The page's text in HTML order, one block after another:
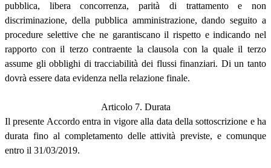
pubblica, libera concorrenza, parità di trattamento e non
discriminazione, della pubblica amministrazione, dando seguito a
procedure selettive che ne garantiscano il rispetto e indicando nel
rapporto con il terzo contraente la clausola con la quale il terzo
assume gli obblighi di tracciabilità dei flussi finanziari. Di un tanto
dovrà essere data evidenza nella relazione finale.
Articolo 7. Durata
Il presente Accordo entra in vigore alla data della sottoscrizione e ha
durata fino al completamento delle attività previste, e comunque
entro il 31/03/2019.